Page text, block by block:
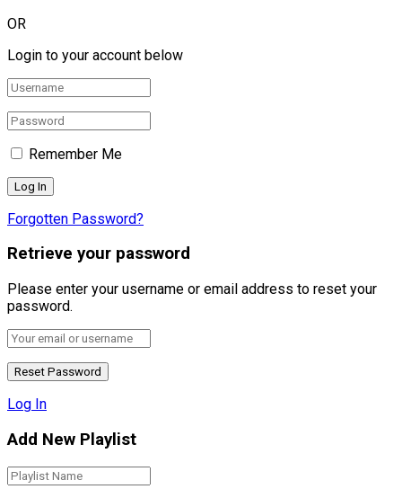
OR
Login to your account below
Remember Me
Forgotten Password?
Retrieve your password
Please enter your username or email address to reset your
password.
Log In
Add New Playlist